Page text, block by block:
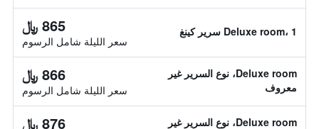
Deluxe room، 1 سرير كينغ 865 ﷼
سعر الليلة شامل الرسوم
Deluxe room، نوع السرير غير
معروف
866 ﷼
سعر الليلة شامل الرسوم
Deluxe room، نوع السرير غير
876 ﷼